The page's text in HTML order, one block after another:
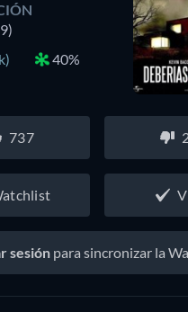
40%
737
sesión para sincronizar la